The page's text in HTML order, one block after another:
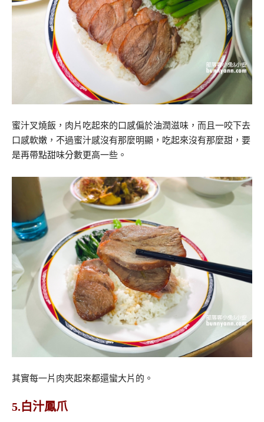
蜜汁叉燒飯，肉片吃起來的口感偏於油潤滋味，而且一咬下去
口感軟嫩，不過蜜汁感沒有那麼明顯，吃起來沒有那麼甜，要
是再帶點甜味分數更高一些。
其實每一片肉夾起來都還蠻大片的。
5.白汁鳳爪